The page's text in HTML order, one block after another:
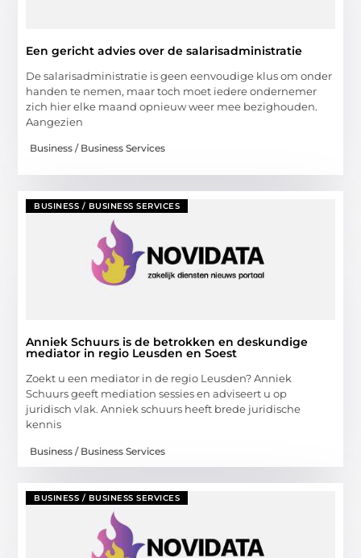
Een gericht advies over de salarisadministratie
De salarisadministratie is geen eenvoudige klus om onder
handen te nemen, maar toch moet iedere ondernemer
zich hier elke maand opnieuw weer mee bezighouden.
Aangezien
Business / Business Services
BUSINESS / BUSINESS SERVICES
Anniek Schuurs is de betrokken en deskundige
mediator in regio Leusden en Soest
Zoekt u een mediator in de regio Leusden? Anniek
Schuurs geeft mediation sessies en adviseert u op
juridisch vlak. Anniek schuurs heeft brede juridische
kennis
Business / Business Services
BUSINESS / BUSINESS SERVICES